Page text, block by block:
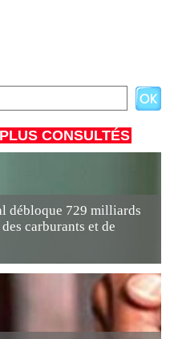
CONSULTÉS
débloque 729 milliards
carburants et de